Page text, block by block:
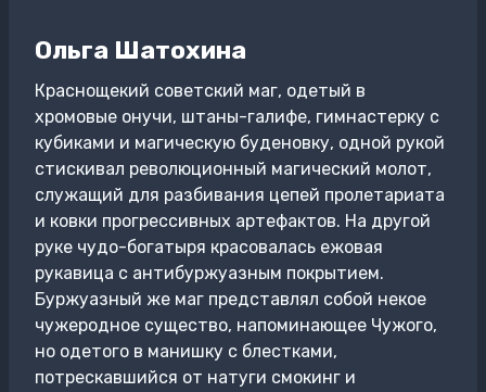
Ольга Шатохина
Краснощекий советский маг, одетый в
хромовые онучи, штаны-галифе, гимнастерку с
кубиками и магическую буденовку, одной рукой
стискивал революционный магический молот,
служащий для разбивания цепей пролетариата
и ковки прогрессивных артефактов. На другой
руке чудо-богатыря красовалась ежовая
рукавица с антибуржуазным покрытием.
Буржуазный же маг представлял собой некое
чужеродное существо, напоминающее Чужого,
но одетого в манишку с блестками,
потрескавшийся от натуги смокинг и